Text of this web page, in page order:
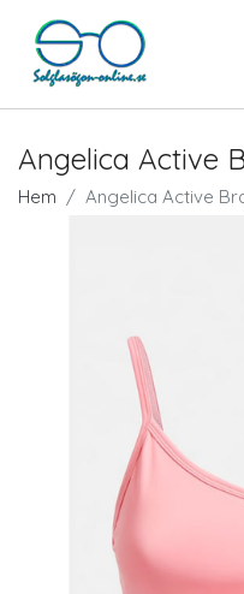
Angelica Active
Hem Angelica Active